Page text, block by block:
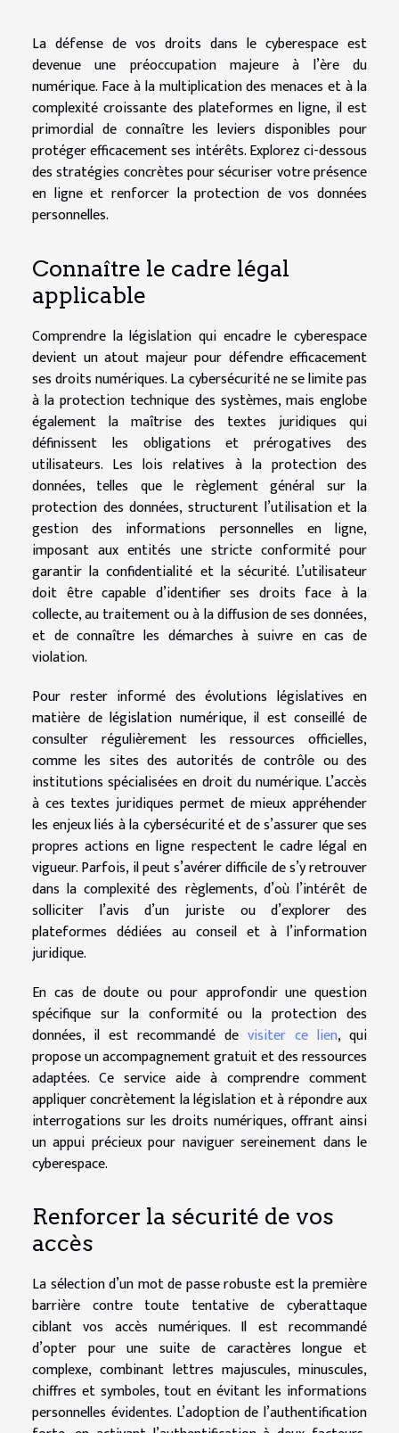
La défense de vos droits dans le cyberespace est
devenue une préoccupation majeure à l’ère du
numérique. Face à la multiplication des menaces et à la
complexité croissante des plateformes en ligne, il est
primordial de connaître les leviers disponibles pour
protéger efficacement ses intérêts. Explorez ci-dessous
des stratégies concrètes pour sécuriser votre présence
en ligne et renforcer la protection de vos données
personnelles.
Connaître le cadre légal
applicable
Comprendre la législation qui encadre le cyberespace
devient un atout majeur pour défendre efficacement
ses droits numériques. La cybersécurité ne se limite pas
à la protection technique des systèmes, mais englobe
également la maîtrise des textes juridiques qui
définissent les obligations et prérogatives des
utilisateurs. Les lois relatives à la protection des
données, telles que le règlement général sur la
protection des données, structurent l’utilisation et la
gestion des informations personnelles en ligne,
imposant aux entités une stricte conformité pour
garantir la confidentialité et la sécurité. L’utilisateur
doit être capable d’identifier ses droits face à la
collecte, au traitement ou à la diffusion de ses données,
et de connaître les démarches à suivre en cas de
violation.
Pour rester informé des évolutions législatives en
matière de législation numérique, il est conseillé de
consulter régulièrement les ressources officielles,
comme les sites des autorités de contrôle ou des
institutions spécialisées en droit du numérique. L’accès
à ces textes juridiques permet de mieux appréhender
les enjeux liés à la cybersécurité et de s’assurer que ses
propres actions en ligne respectent le cadre légal en
vigueur. Parfois, il peut s’avérer difficile de s’y retrouver
dans la complexité des règlements, d’où l’intérêt de
solliciter l’avis d’un juriste ou d’explorer des
plateformes dédiées au conseil et à l’information
juridique.
En cas de doute ou pour approfondir une question
spécifique sur la conformité ou la protection des
données, il est recommandé de visiter ce lien, qui
propose un accompagnement gratuit et des ressources
adaptées. Ce service aide à comprendre comment
appliquer concrètement la législation et à répondre aux
interrogations sur les droits numériques, offrant ainsi
un appui précieux pour naviguer sereinement dans le
cyberespace.
Renforcer la sécurité de vos
accès
La sélection d’un mot de passe robuste est la première
barrière contre toute tentative de cyberattaque
ciblant vos accès numériques. Il est recommandé
d’opter pour une suite de caractères longue et
complexe, combinant lettres majuscules, minuscules,
chiffres et symboles, tout en évitant les informations
personnelles évidentes. L’adoption de l’authentification